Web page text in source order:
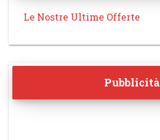
Le Nostre Ultime Offerte
Pubblicità